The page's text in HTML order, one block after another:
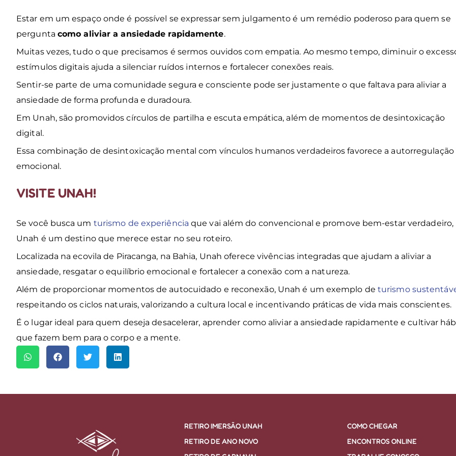
Estar em um espaço onde é possível se expressar sem julgamento é um remédio poderoso para quem se
pergunta como aliviar a ansiedade rapidamente.
Muitas vezes, tudo o que precisamos é sermos ouvidos com empatia. Ao mesmo tempo, diminuir o
estímulos digitais ajuda a silenciar ruídos internos e fortalecer conexões reais.
Sentir-se parte de uma comunidade segura e consciente pode ser justamente o que faltava para aliviar a
ansiedade de forma profunda e duradoura.
Em Unah, são promovidos círculos de partilha e escuta empática, além de momentos de desintoxicação
digital.
Essa combinação de desintoxicação mental com vínculos humanos verdadeiros favorece a autorregulação
emocional.
VISITE UNAH!
Se você busca um turismo de experiência que vai além do convencional e promove bem-estar verdadeiro,
Unah é um destino que merece estar no seu roteiro.
Localizada na ecovila de Piracanga, na Bahia, Unah oferece vivências integradas que ajudam a aliviar a
ansiedade, resgatar o equilíbrio emocional e fortalecer a conexão com a natureza.
Além de proporcionar momentos de autocuidado e reconexão, Unah é um exemplo de turismo
respeitando os ciclos naturais, valorizando a cultura local e incentivando práticas de vida mais conscientes.
É o lugar ideal para quem deseja desacelerar, aprender como aliviar a ansiedade rapidamente e cultivar
que fazem bem para o corpo e a mente.
RETIRO IMERSÃO UNAH
RETIRO DE ANO NOVO
COMO CHEGAR
ENCONTROS ONLINE